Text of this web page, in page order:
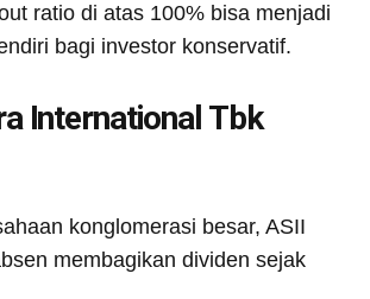
ratio di atas 100% bisa menjadi
bagi investor konservatif.
International Tbk
konglomerasi besar, ASII
membagikan dividen sejak